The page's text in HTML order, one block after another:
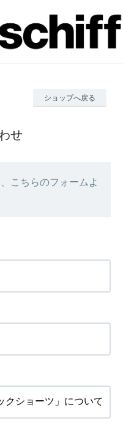
ショップへ戻る
せ
こちらのフォームよ